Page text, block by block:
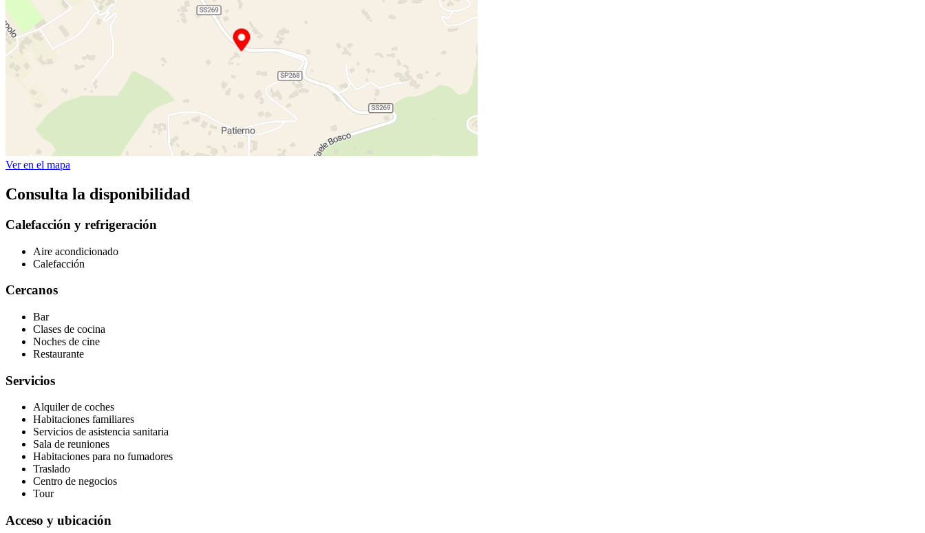
Ver en el mapa
Consulta la disponibilidad
Calefacción y refrigeración
Aire acondicionado
Calefacción
Cercanos
Bar
Clases de cocina
Noches de cine
Restaurante
Servicios
Alquiler de coches
Habitaciones familiares
Servicios de asistencia sanitaria
Sala de reuniones
Habitaciones para no fumadores
Traslado
Centro de negocios
Tour
Acceso y ubicación